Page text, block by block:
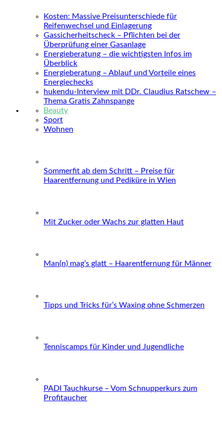
Kosten: Massive Preisunterschiede für
Reifenwechsel und Einlagerung
Gassicherheitscheck – Pflichten bei der
Überprüfung einer Gasanlage
Energieberatung – die wichtigsten Infos im
Überblick
Energieberatung – Ablauf und Vorteile eines
Energiechecks
hukendu-Interview mit DDr. Claudius Ratschew –
Thema Gratis Zahnspange
Beauty
Sport
Wohnen
Sommerfit ab dem Schritt – Preise für
Haarentfernung und Pediküre in Wien
Mit Zucker oder Wachs zur glatten Haut
Man(n) mag’s glatt – Haarentfernung für Männer
Tipps und Tricks für’s Waxing ohne Schmerzen
Tenniscamps für Kinder und Jugendliche
PADI Tauchkurse – Vom Schnupperkurs zum
Profitaucher